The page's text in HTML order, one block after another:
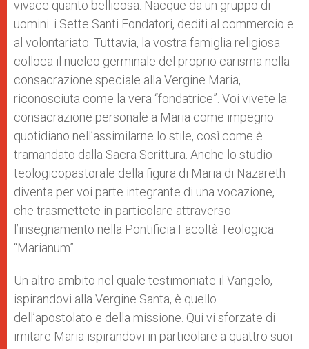
vivace quanto bellicosa. Nacque da un gruppo di
uomini: i Sette Santi Fondatori, dediti al commercio e
al volontariato. Tuttavia, la vostra famiglia religiosa
colloca il nucleo germinale del proprio carisma nella
consacrazione speciale alla Vergine Maria,
riconosciuta come la vera “fondatrice”. Voi vivete la
consacrazione personale a Maria come impegno
quotidiano nell’assimilarne lo stile, così come è
tramandato dalla Sacra Scrittura. Anche lo studio
teologicopastorale della figura di Maria di Nazareth
diventa per voi parte integrante di una vocazione,
che trasmettete in particolare attraverso
l’insegnamento nella Pontificia Facoltà Teologica
“Marianum”.
Un altro ambito nel quale testimoniate il Vangelo,
ispirandovi alla Vergine Santa, è quello
dell’apostolato e della missione. Qui vi sforzate di
imitare Maria ispirandovi in particolare a quattro suoi